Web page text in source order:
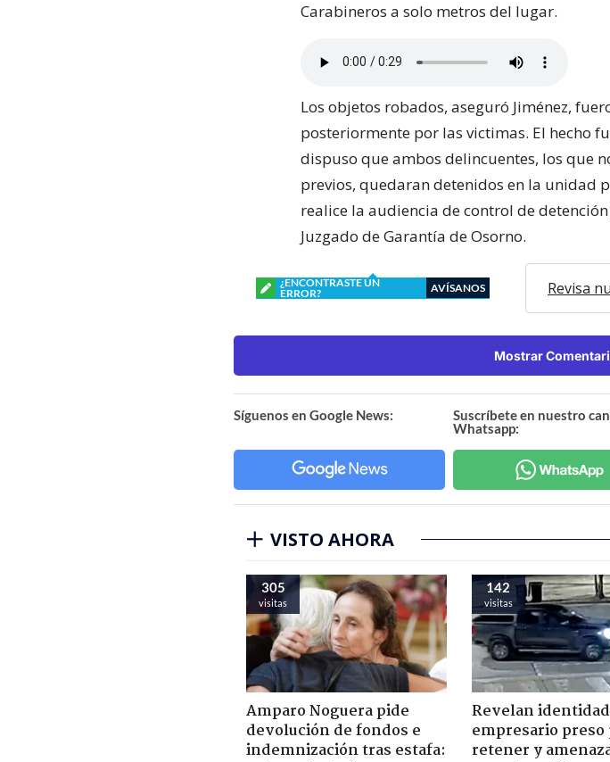
Carabineros a solo metros del lugar.
Los objetos robados, aseguró Jiménez,
posteriormente por las victimas. El hecho
dispuso que ambos delincuentes, los que
previos, quedaran detenidos en la unidad
realice la audiencia de control de
Juzgado de Garantía de Osorno.
¿ENCONTRASTE UN
ERROR?
AVÍSANOS Revisa
Mostrar
Síguenos en Google News:
Suscríbete en nuestro
Whatsapp:
VISTO AHORA
305
visitas
Amparo Noguera pide
devolución de fondos e
indemnización tras estafa:
142
visitas
Revelan
empresario preso
retener y